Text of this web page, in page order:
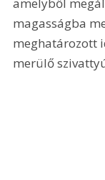
magasságba
meghatározott
merülő